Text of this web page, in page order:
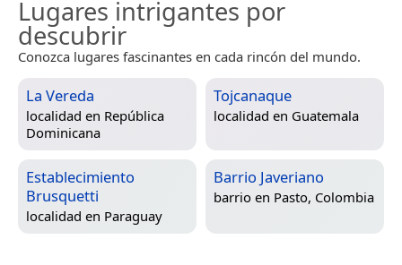
Lugares intrigantes por
descubrir
Conozca lugares fascinantes en cada rincón del mundo.
La Vereda
localidad en República
Dominicana
Tojcanaque
localidad en Guatemala
Establecimiento
Brusquetti
localidad en Paraguay
Barrio Javeriano
barrio en Pasto, Colombia